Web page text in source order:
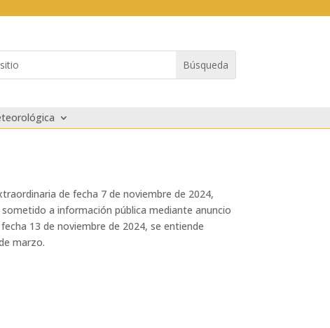
de fecha 7 de noviembre de 2024,
a información pública mediante anuncio
13 de noviembre de 2024, se entiende
marzo.